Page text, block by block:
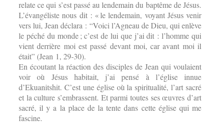
relate ce qui s’est passé au lendemain du baptême de Jésus.
L’évangéliste nous dit : « le lendemain, voyant Jésus venir
vers lui, Jean déclara : “Voici l’Agneau de Dieu, qui enlève
le péché du monde ; c’est de lui que j’ai dit : l’homme qui
vient derrière moi est passé devant moi, car avant moi il
était” (Jean 1, 29-30).
En écoutant la réaction des disciples de Jean qui voulaient
voir où Jésus habitait, j’ai pensé à l’église innue
d’Ekuanitshit. C’est une église où la spiritualité, l’art sacré
et la culture s’embrassent. Et parmi toutes ses œuvres d’art
sacré, il y a la place de la tente dans cette église qui me
fascine.